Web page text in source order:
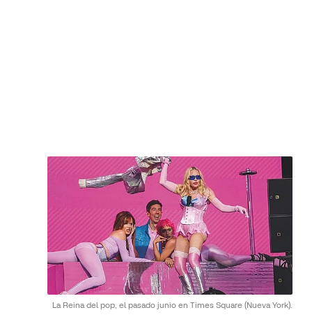
La Reina del pop, el pasado junio en Times Square (Nueva York).